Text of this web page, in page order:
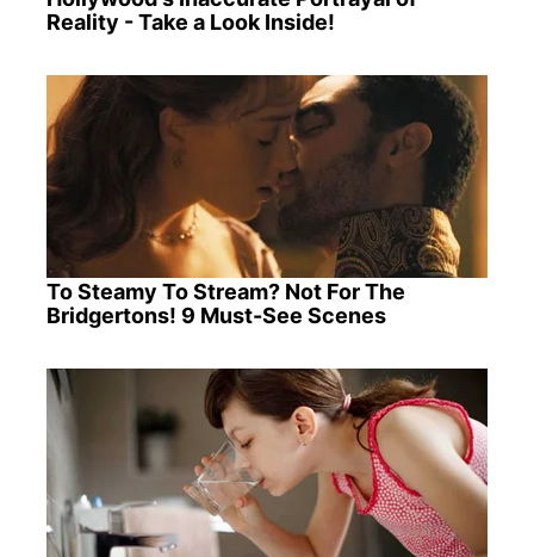
Reality - Take a Look Inside!
To Steamy To Stream? Not For The
Bridgertons! 9 Must-See Scenes